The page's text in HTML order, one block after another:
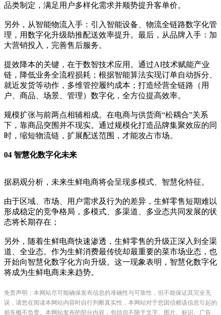
品类制定，满足用户多样化需求并顺势提升客单价。
另外，从智能物流入手：引入智能设备、物流全链路数字化管
理，用数字化升级助推配送效率提升。最后，从品牌入手：加
大营销投入，完善售后服务。
提效降本的关键，在于数智技术应用。通过AI技术赋能产业
链，降低业务全流程损耗；根据智能算法实现订单自动拆分、
就近发货等动作，多维管控履约成本；打造经营全链路（用
户、商品、场景、管理）数字化，全方位提高效率。
规模扩张与前两点相辅相成。在电商与供货商“松耦合”关系
下，靠商品突围并不现实。通过规模化打造品牌集聚效应的同
时，缩短物流链，扩展配送范围，才能攻占市场。
04 智慧化数字化未来
据易观分析，未来生鲜电商将会呈现多模式、智慧化特征。
由于区域、市场、用户需求及行为的差异，生鲜零售短期难以
形成稳定的竞争格局，多模式、多渠道、多业态共同发展的状
态将长期存在；
另外，随着生鲜电商快速渗透，生鲜零售的升级正深入到全渠
道、全业态。作为生鲜消费最传统却最重要的菜市场业态，也
开始向智慧化数字化方向升级。这一现象表明，智慧化数字化
将成为生鲜电商未来趋势。
免责声明：本网站尽可能确保发布信息的准确性与可靠性，但不能保证其完全无
误，请您在阅读本网站内容时自行判断真实性，本网站对于您因信赖该信息引起的
损失概不负责。本网站发布的部分内容，包括但不限于文字、图片、标识、广告、